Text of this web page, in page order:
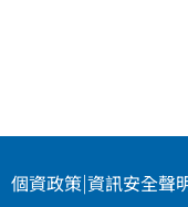
個資政策|資訊安全聲